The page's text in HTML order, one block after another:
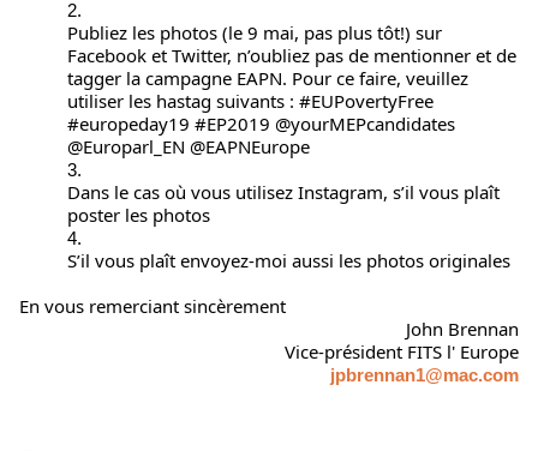
Publiez les photos (le 9 mai, pas plus tôt!) sur
Facebook et Twitter, n’oubliez pas de mentionner et de
tagger la campagne EAPN. Pour ce faire, veuillez
utiliser les hastag suivants : #EUPovertyFree
#europeday19 #EP2019 @yourMEPcandidates
@Europarl_EN @EAPNEurope
Dans le cas où vous utilisez Instagram, s’il vous plaît
poster les photos
S’il vous plaît envoyez-moi aussi les photos originales
En vous remerciant sincèrement
John Brennan
Vice-président FITS l' Europe
jpbrennan1@mac.com